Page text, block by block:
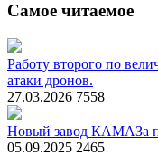
Самое читаемое
Работу второго по
атаки дронов.
27.03.2026 7558
Новый завод КАМАЗа
05.09.2025 2465